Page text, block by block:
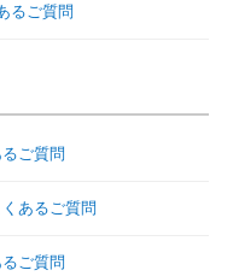
るご質問
ご質問
あるご質問
ご質問